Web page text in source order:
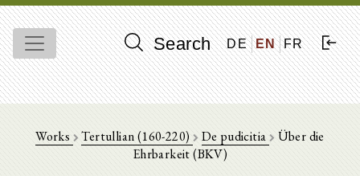
Search DE EN FR
Works Tertullian (160-220) De pudicitia
Über die
Ehrbarkeit (BKV)